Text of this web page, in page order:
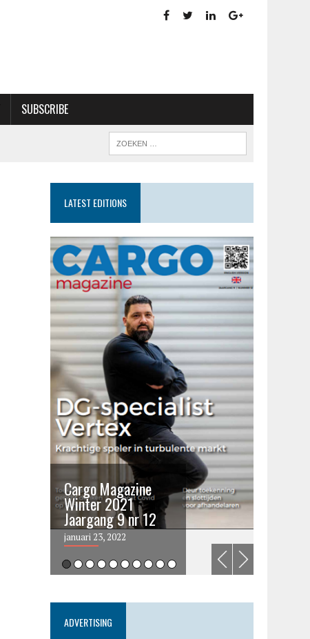
SUBSCRIBE
LATEST EDITIONS
Cargo Magazine
Winter 2021
Jaargang 9 nr 12
januari 23, 2022
ADVERTISING